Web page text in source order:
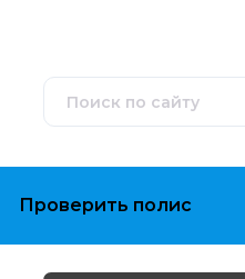
Проверить полис